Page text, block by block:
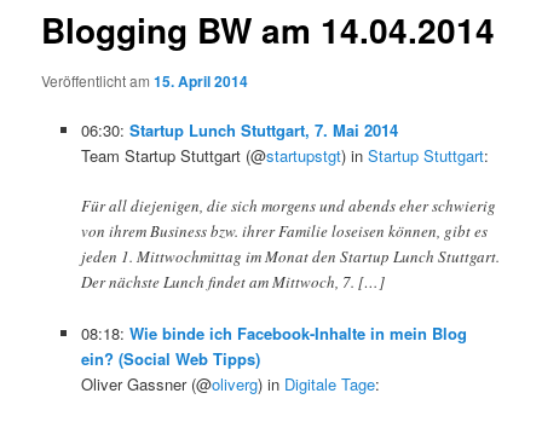
Blogging BW am 14.04.2014
Veröffentlicht am15. April 2014
06:30: Startup Lunch Stuttgart, 7. Mai 2014
Team Startup Stuttgart (@startupstgt) in Startup Stuttgart:
Für all diejenigen, die sich morgens und abends eher schwierig
von ihrem Business bzw. ihrer Familie loseisen können, gibt es
jeden 1. Mittwochmittag im Monat den Startup Lunch Stuttgart.
Der nächste Lunch findet am Mittwoch, 7. […]
08:18: Wie binde ich Facebook-Inhalte in mein Blog
ein? (Social Web Tipps)
Oliver Gassner (@oliverg) in Digitale Tage: